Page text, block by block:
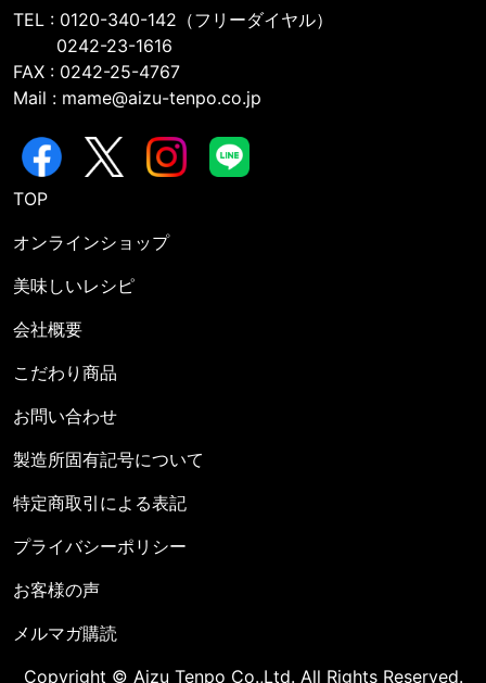
TEL : 0120-340-142（フリーダイヤル）
0242-23-1616
FAX : 0242-25-4767
Mail : mame@aizu-tenpo.co.jp
TOP
オンラインショップ
美味しいレシピ
会社概要
こだわり商品
お問い合わせ
製造所固有記号について
特定商取引による表記
プライバシーポリシー
お客様の声
メルマガ購読
Copyright © Aizu Tenpo Co.,Ltd. All Rights Reserved.